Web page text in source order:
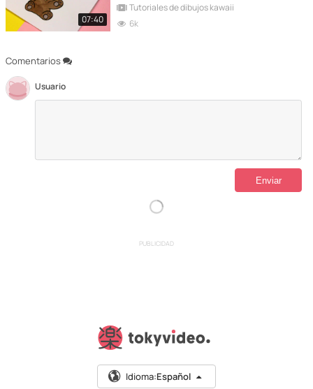
Comentarios
Usuario
07:40
Tutoriales de dibujos kawaii
6k
PUBLICIDAD
Idioma:Español